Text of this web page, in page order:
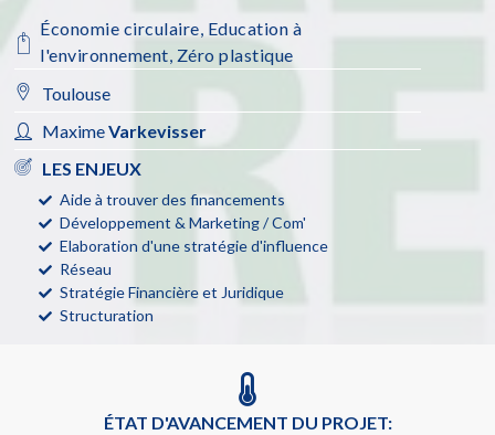
Économie circulaire, Education à
l'environnement, Zéro plastique
Toulouse
MaximeVarkevisser
LES ENJEUX
Aide à trouver des financements
Développement & Marketing / Com'
Elaboration d'une stratégie d'influence
Réseau
Stratégie Financière et Juridique
Structuration
ÉTAT D'AVANCEMENT DU PROJET: